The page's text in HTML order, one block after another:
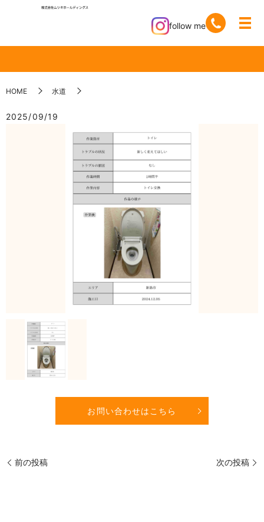
follow me
HOME 水道
2025/09/19
お問い合わせはこちら
前の投稿 次の投稿